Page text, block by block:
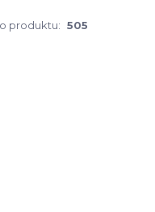
produktu: 505